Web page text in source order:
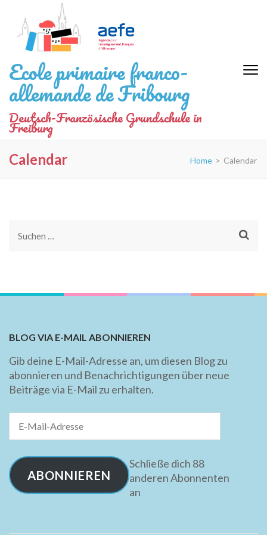
Inhalt
springen
(Eingabetaste
drücken)
Ecole primaire franco-
allemande de Fribourg
Deutsch-Französische Grundschule in
Freiburg
Calendar Home > Calendar
Suchen
BLOG VIA E-MAIL ABONNIEREN
Gib deine E-Mail-Adresse an, um diesen Blog zu
abonnieren und Benachrichtigungen über neue
Beiträge via E-Mail zu erhalten.
Mail-
ABONNIEREN
Schließe dich 88
anderen Abonnenten
an